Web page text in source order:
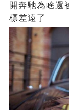
開奔馳為啥還
標差遠了